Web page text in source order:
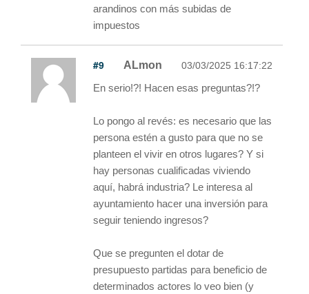
arandinos con más subidas de
impuestos
#9 ALmon 03/03/2025 16:17:22
En serio!?! Hacen esas preguntas?!?
Lo pongo al revés: es necesario que las
persona estén a gusto para que no se
planteen el vivir en otros lugares? Y si
hay personas cualificadas viviendo
aquí, habrá industria? Le interesa al
ayuntamiento hacer una inversión para
seguir teniendo ingresos?
Que se pregunten el dotar de
presupuesto partidas para beneficio de
determinados actores lo veo bien (y